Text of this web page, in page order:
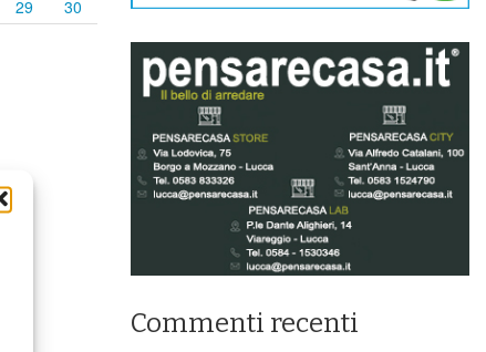
29
30
Commenti recenti